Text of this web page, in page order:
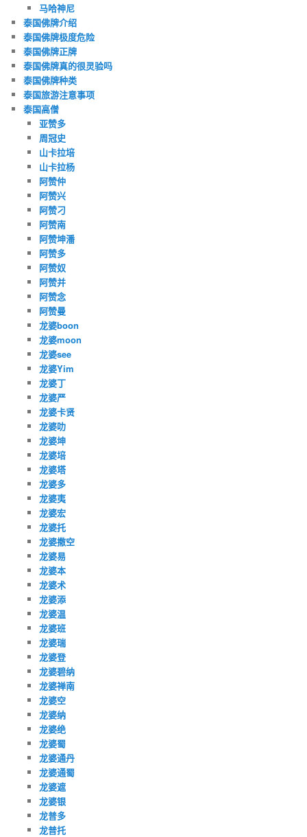
马哈神尼
泰国佛牌介绍
泰国佛牌极度危险
泰国佛牌正牌
泰国佛牌真的很灵验吗
泰国佛牌种类
泰国旅游注意事项
泰国高僧
亚赞多
周冠史
山卡拉培
山卡拉杨
阿赞仲
阿赞兴
阿赞刁
阿赞南
阿赞坤潘
阿赞多
阿赞奴
阿赞并
阿赞念
阿赞曼
龙婆boon
龙婆moon
龙婆see
龙婆Yim
龙婆丁
龙婆严
龙婆卡贤
龙婆叻
龙婆坤
龙婆培
龙婆塔
龙婆多
龙婆夷
龙婆宏
龙婆托
龙婆撒空
龙婆易
龙婆本
龙婆术
龙婆添
龙婆温
龙婆班
龙婆瑞
龙婆登
龙婆碧纳
龙婆禅南
龙婆空
龙婆纳
龙婆绝
龙婆蜀
龙婆通丹
龙婆通蜀
龙婆遮
龙婆银
龙普多
龙普托